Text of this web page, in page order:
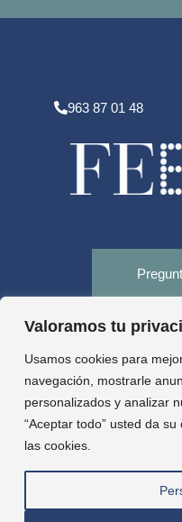
Valoramos tu
Usamos cookies para
navegación, mostrarle
personalizados y analizar
“Aceptar todo” usted da
las cookies.
963 87 01 48